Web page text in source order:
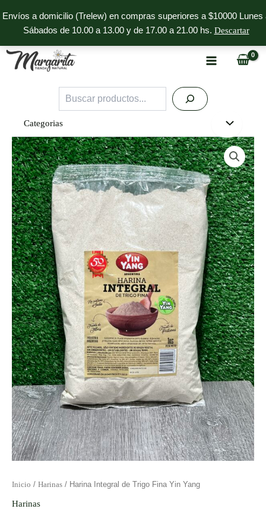
Envíos a domicilio (Trelew) en compras superiores a $10000 Lunes
Sábados de 10.00 a 13.00 y de 17.00 a 21.00 hs. Descartar
al
contenido
Buscar
Categorias
Inicio / Harinas / Harina Integral de Trigo Fina Yin Yang
Harinas